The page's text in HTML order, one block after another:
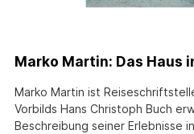
Marko Martin: Das Haus
Marko Martin ist
Vorbilds Hans Christoph Buch
Beschreibung seiner Erlebnisse